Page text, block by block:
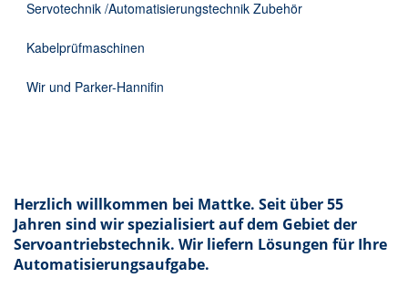
Servotechnik /Automatisierungstechnik Zubehör
Kabelprüfmaschinen
Wir und Parker-Hannifin
Herzlich willkommen bei Mattke. Seit über 55
Jahren sind wir spezialisiert auf dem Gebiet der
Servoantriebstechnik. Wir liefern Lösungen für Ihre
Automatisierungsaufgabe.